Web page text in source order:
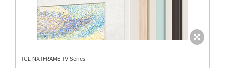
TCL NXTFRAME TV Series